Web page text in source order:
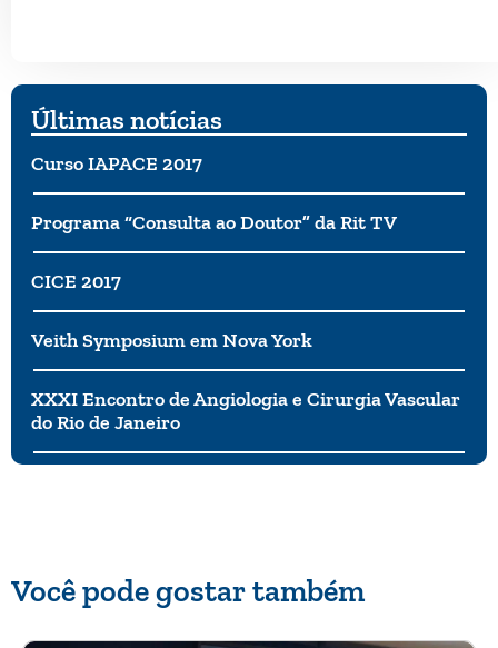
Últimas notícias
Curso IAPACE 2017
Programa “Consulta ao Doutor” da Rit TV
CICE 2017
Veith Symposium em Nova York
XXXI Encontro de Angiologia e Cirurgia Vascular
do Rio de Janeiro
Você pode gostar também